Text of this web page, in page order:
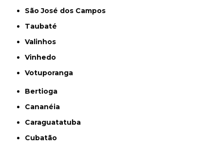
São José dos Campos
Taubaté
Valinhos
Vinhedo
Votuporanga
Bertioga
Cananéia
Caraguatatuba
Cubatão